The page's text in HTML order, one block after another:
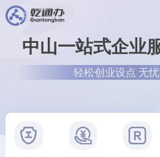
中山一站式企业
轻松创业设点 无